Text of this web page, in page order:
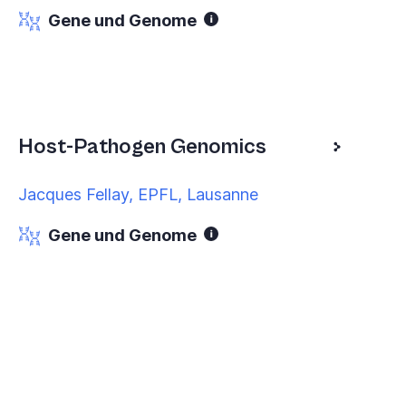
Gene und Genome
Host-Pathogen Genomics
Jacques Fellay, EPFL, Lausanne
Gene und Genome